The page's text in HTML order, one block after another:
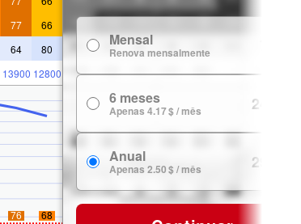
77 66
64 80
13900 12800
76
68
Mensal
Renova mensalmente
6 meses
Apenas 4.17 $ / mês 24.99 $
Anual
Apenas 2.50 $ / mês 29.99 $